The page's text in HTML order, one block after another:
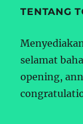
TENTANG
selamat
opening,